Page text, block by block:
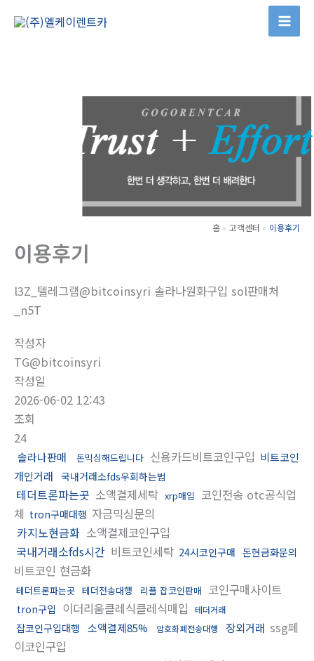
홈 고객센터 이용후기
이용후기
l3Z_텔레그램@bitcoinsyri 솔라나원화구입 sol판매처
_n5T
작성자
TG@bitcoinsyri
작성일
2026-06-02 12:43
조회
24
솔라나판매 돈믹싱해드립니다 신용카드비트코인구입 비트코인
개인거래 국내거래소fds우회하는법
테더트론파는곳 소액결제세탁 xrp매입 코인전송 otc공식업
체 tron구매대행 자금믹싱문의
카지노현금화 소액결제코인구입
국내거래소fds시간 비트코인세탁 24시코인구매 돈현금화문의
비트코인 현금화
테더트론파는곳 테더전송대행 리플 잡코인판매 코인구매사이트
tron구입 이더리움클레식클레식매입 테더거래
잡코인구입대행 소액결제85% 암호화폐전송대행 장외거래 ssg페
이코인구입